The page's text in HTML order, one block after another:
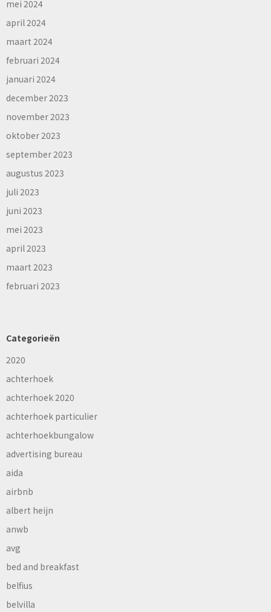
mei 2024
april 2024
maart 2024
februari 2024
januari 2024
december 2023
november 2023
oktober 2023
september 2023
augustus 2023
juli 2023
juni 2023
mei 2023
april 2023
maart 2023
februari 2023
Categorieën
2020
achterhoek
achterhoek 2020
achterhoek particulier
achterhoekbungalow
advertising bureau
aida
airbnb
albert heijn
anwb
avg
bed and breakfast
belfius
belvilla